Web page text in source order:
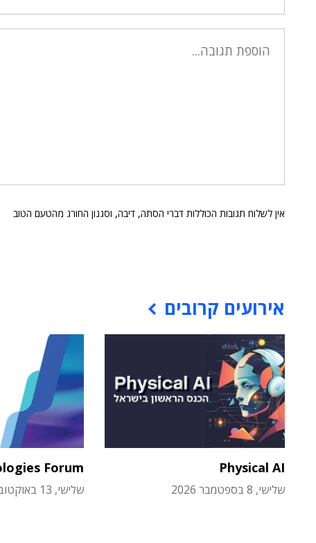
אין לשלוח תגובות הכוללות דברי הסתה, דיבה, וסגנון החורג מהטעם הטוב
אירועים קרובים
Physical AI
שלישי, 8 בספטמבר 2026
Forum
שלישי, 13 באוקטובר 2026